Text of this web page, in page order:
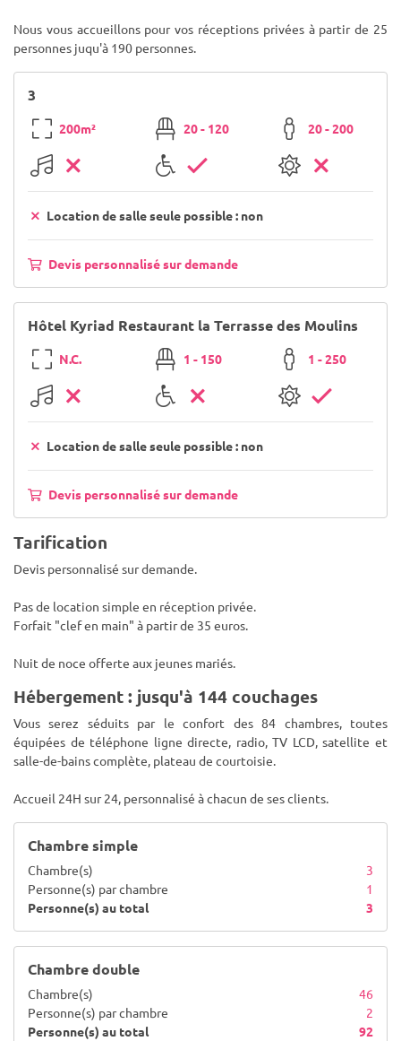
Nous vous accueillons pour vos réceptions privées à partir de 25
personnes juqu'à 190 personnes.
3
200m² 20 - 120 20 - 200
Location de salle seule possible : non
Devis personnalisé sur demande
Hôtel Kyriad Restaurant la Terrasse des Moulins
N.C. 1 - 150 1 - 250
Location de salle seule possible : non
Devis personnalisé sur demande
Tarification
Devis personnalisé sur demande.
Pas de location simple en réception privée.
Forfait "clef en main" à partir de 35 euros.
Nuit de noce offerte aux jeunes mariés.
Hébergement : jusqu'à 144 couchages
Vous serez séduits par le confort des 84 chambres, toutes
équipées de téléphone ligne directe, radio, TV LCD, satellite et
salle-de-bains complète, plateau de courtoisie.
Accueil 24H sur 24, personnalisé à chacun de ses clients.
Chambre simple
Chambre(s)
3
Personne(s) par chambre
1
Personne(s) au total
3
Chambre double
Chambre(s)
46
Personne(s) par chambre
2
Personne(s) au total
92